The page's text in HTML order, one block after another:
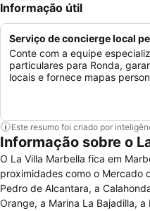
Informação útil
Serviço de concierge local
Conte com a equipe
particulares para Ronda,
locais e fornece mapas
Este resumo foi criado por
Informação sobre o
O La Villa Marbella fica em
proximidades como o Mercado
Pedro de Alcantara, a
Orange, a Marina La Bajadilla,